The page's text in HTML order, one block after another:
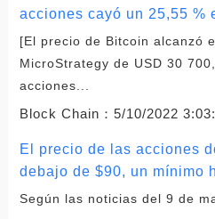
acciones cayó un 25,55 %
[El precio de Bitcoin alcanzó
MicroStrategy de USD 30
acciones...
Block Chain： 5/10/2022
El precio de las acciones
debajo de $90, un mínimo
Según las noticias del 9 de